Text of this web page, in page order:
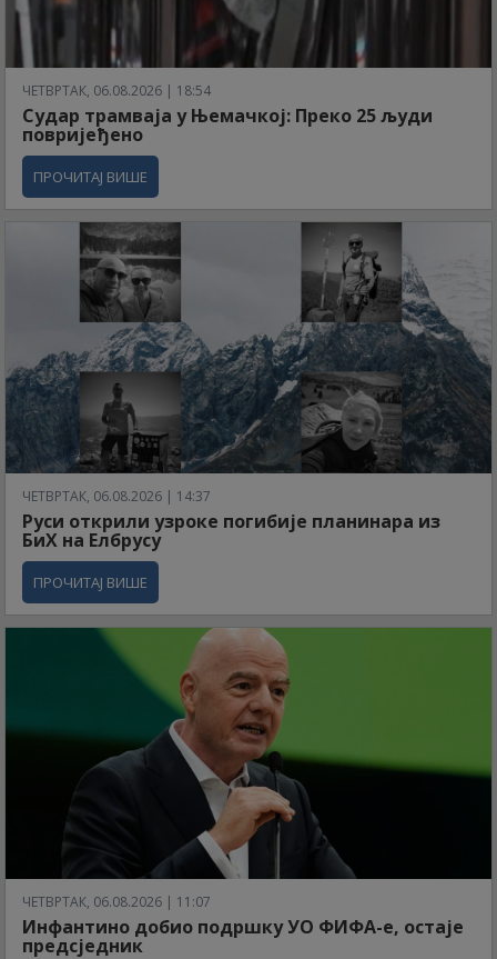
ЧЕТВРТАК, 06.08.2026 | 18:54
Судар трамваја у Њемачкој: Преко 25 људи
повријеђено
ПРОЧИТАЈ ВИШЕ
ЧЕТВРТАК, 06.08.2026 | 14:37
Руси открили узроке погибије планинара из
БиХ на Елбрусу
ПРОЧИТАЈ ВИШЕ
ЧЕТВРТАК, 06.08.2026 | 11:07
Инфантино добио подршку УО ФИФА-е, остаје
предсједник